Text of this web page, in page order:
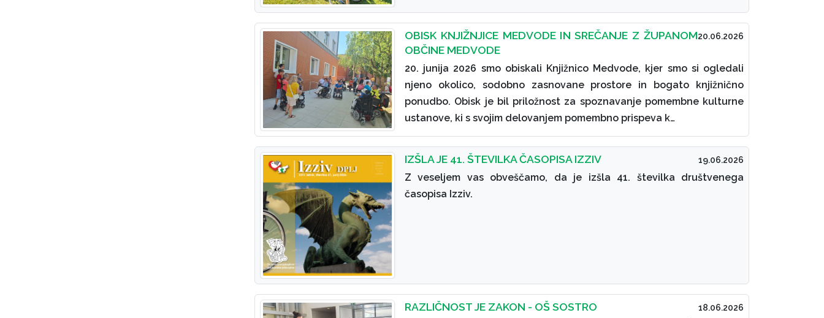
20.06.2026
OBISK KNJIŽNJICE MEDVODE IN SREČANJE Z ŽUPANOM
OBČINE MEDVODE
20. junija 2026 smo obiskali Knjižnico Medvode, kjer smo si ogledali
njeno okolico, sodobno zasnovane prostore in bogato knjižnično
ponudbo. Obisk je bil priložnost za spoznavanje pomembne kulturne
ustanove, ki s svojim delovanjem pomembno prispeva k…
19.06.2026
IZŠLA JE 41. ŠTEVILKA ČASOPISA IZZIV
Z veseljem vas obveščamo, da je izšla 41. številka društvenega
časopisa Izziv.
18.06.2026
RAZLIČNOST JE ZAKON - OŠ SOSTRO